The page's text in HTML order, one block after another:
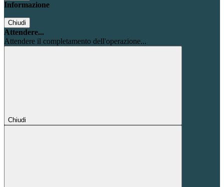
Informazione
Chiudi
Attendere...
Attendere il completamento dell'operazione...
Chiudi